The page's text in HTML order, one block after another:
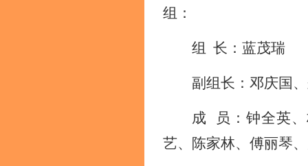
组：
组 长：蓝茂瑞
副组长：邓庆国
成
员：钟全英
艺、陈家林、傅丽琴